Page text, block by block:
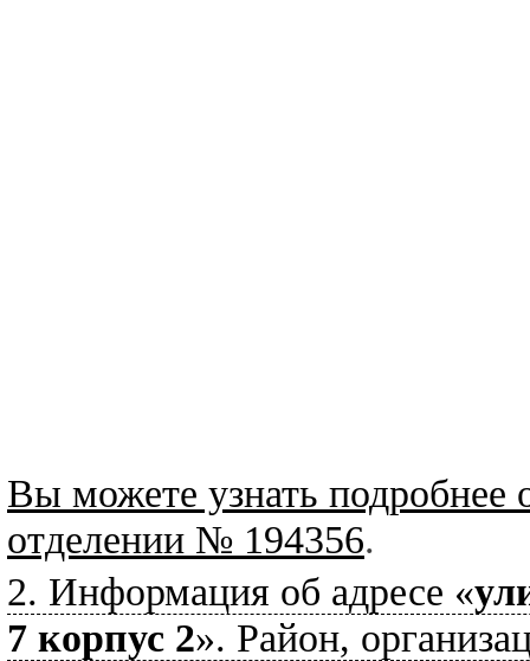
Вы можете узнать подробнее
отделении № 194356.
2. Информация об адресе «
7 корпус 2». Район,